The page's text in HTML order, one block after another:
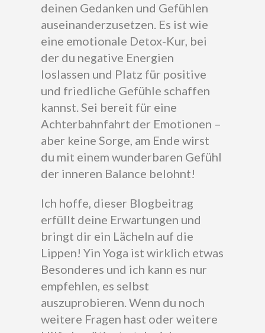
deinen Gedanken und Gefühlen
auseinanderzusetzen. Es ist wie
eine emotionale Detox-Kur, bei
der du negative Energien
loslassen und Platz für positive
und friedliche Gefühle schaffen
kannst. Sei bereit für eine
Achterbahnfahrt der Emotionen –
aber keine Sorge, am Ende wirst
du mit einem wunderbaren Gefühl
der inneren Balance belohnt!
Ich hoffe, dieser Blogbeitrag
erfüllt deine Erwartungen und
bringt dir ein Lächeln auf die
Lippen! Yin Yoga ist wirklich etwas
Besonderes und ich kann es nur
empfehlen, es selbst
auszuprobieren. Wenn du noch
weitere Fragen hast oder weitere